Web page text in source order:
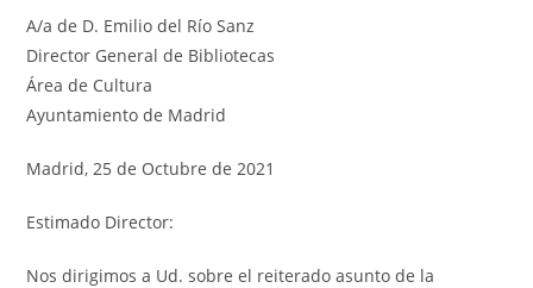
A/a de D. Emilio del Río Sanz
Director General de Bibliotecas
Área de Cultura
Ayuntamiento de Madrid
Madrid, 25 de Octubre de 2021
Estimado Director:
Nos dirigimos a Ud. sobre el reiterado asunto de la